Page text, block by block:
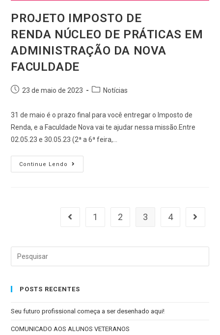
PROJETO IMPOSTO DE
RENDA NÚCLEO DE PRÁTICAS EM
ADMINISTRAÇÃO DA NOVA
FACULDADE
23 de maio de 2023 Notícias
31 de maio é o prazo final para você entregar o Imposto de
Renda, e a Faculdade Nova vai te ajudar nessa missão.Entre
02.05.23 e 30.05.23 (2ª a 6ª feira,…
Continue Lendo
1 2 3 4
POSTS RECENTES
Seu futuro profissional começa a ser desenhado aqui!
COMUNICADO AOS ALUNOS VETERANOS